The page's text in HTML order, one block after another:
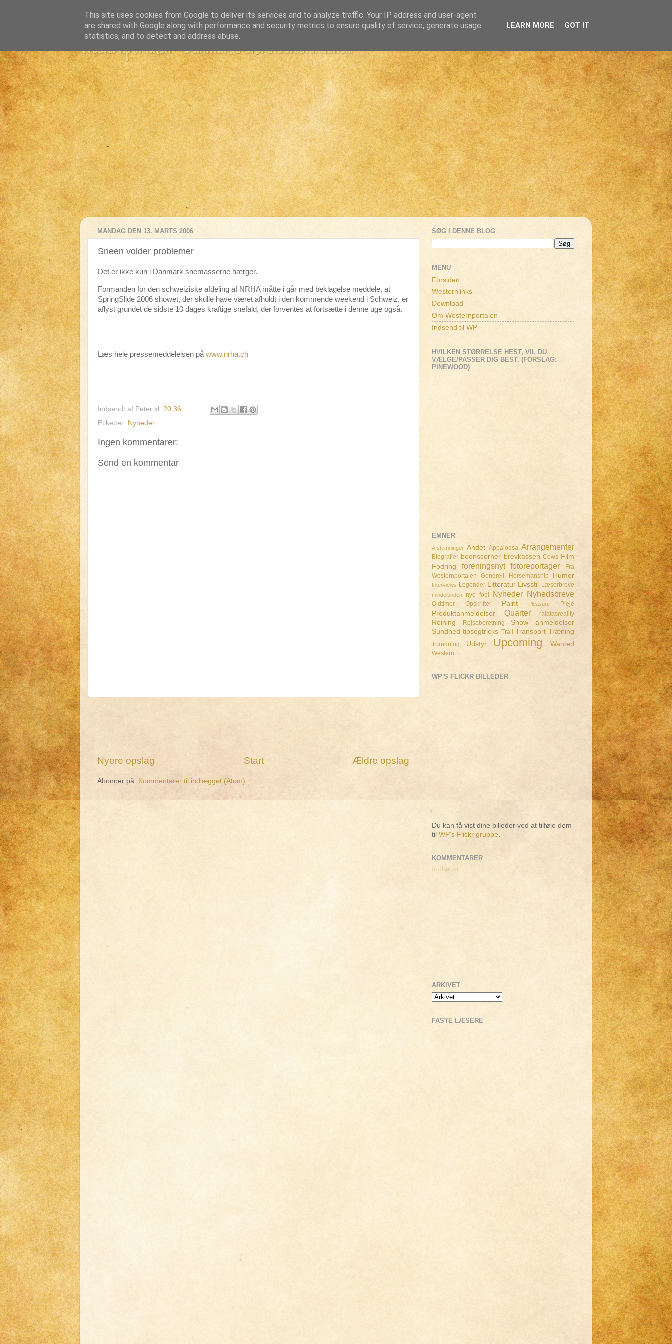
Westernportalen - Danmarks største westernsite...
MANDAG DEN 13. MARTS 2006
Sneen volder problemer
Det er ikke kun i Danmark snemasserne hærger.
Formanden for den schweiziske afdeling af NRHA måtte i går med beklagelse meddele, at
SpringSlide 2006 showet, der skulle have været afholdt i den kommende weekend i Schweiz, er
aflyst grundet de sidste 10 dages kraftige snefald, der forventes at fortsætte i denne uge også.
Læs hele pressemeddelelsen på www.nrha.ch
Indsendt af Peter kl. 20.36
Etiketter: Nyheder
Ingen kommentarer:
Send en kommentar
Nyere opslag Ældre opslag
Start
Abonner på: Kommentarer til indlægget (Atom)
SØG I DENNE BLOG
MENU
Forsiden
Westernlinks
Download
Om Westernportalen
Indsend til WP
HVILKEN STØRRELSE HEST, VIL DU
VÆLGE/PASSER DIG BEST. (FORSLAG:
PINEWOOD)
EMNER
Afstemninger Andet Appaloosa Arrangementer
Biografier boonscorner brevkassen Cows Film
Fodring
foreningsnyt fotoreportager
Fra
Westernportalen
Generelt Horsemanship Humor
Interviews Legender Litteratur Livsstil Læserbreve
mindelunden nye_foel Nyheder Nyhedsbreve
Oldtimer Opskrifter Paint Pleasure Pleje
Produktanmeldelser Quarter ratatasreality
Reining Rejseberetning
Show anmeldelser
Sundhed tipsogtricks Trail Transport Træning
Turridning Udstyr Upcoming Wanted
Western
WP'S FLICKR BILLEDER
Du kan få vist dine billeder ved at tilføje dem
til WP's Flickr gruppe
KOMMENTARER
Indlæser...
ARKIVET
FASTE LÆSERE
This site uses cookies from Google to deliver its services and to analyze traffic. Your IP address and user-agent
are shared with Google along with performance and security metrics to ensure quality of service, generate usage
statistics, and to detect and address abuse.
LEARN MORE GOT IT